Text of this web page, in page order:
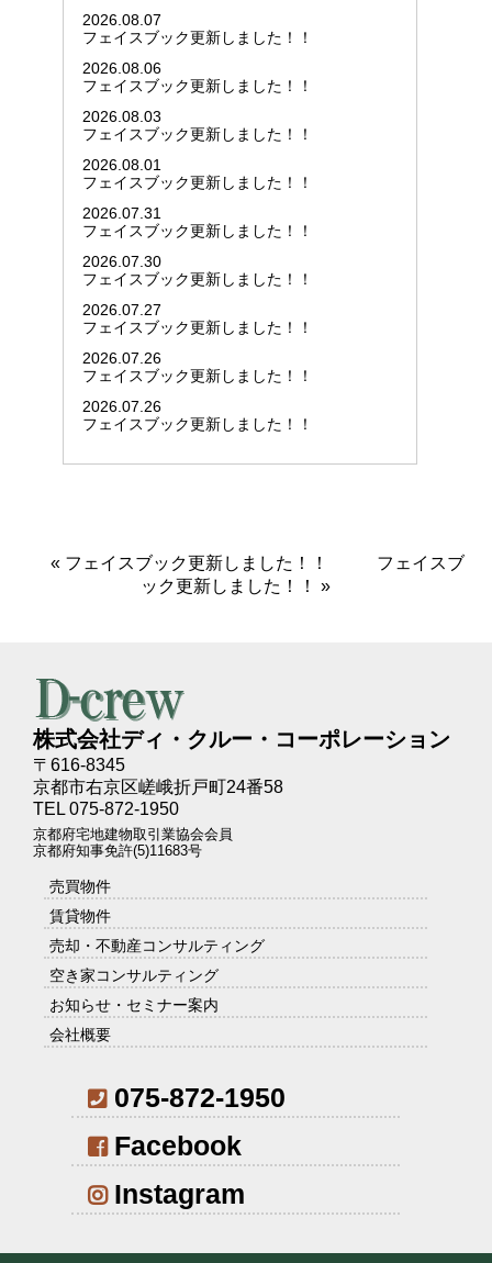
2026.08.07
フェイスブック更新しました！！
2026.08.06
フェイスブック更新しました！！
2026.08.03
フェイスブック更新しました！！
2026.08.01
フェイスブック更新しました！！
2026.07.31
フェイスブック更新しました！！
2026.07.30
フェイスブック更新しました！！
2026.07.27
フェイスブック更新しました！！
2026.07.26
フェイスブック更新しました！！
2026.07.26
フェイスブック更新しました！！
« フェイスブック更新しました！！
フェイスブ
ック更新しました！！
»
株式会社ディ・クルー・コーポレーション
〒616-8345
京都市右京区嵯峨折戸町24番58
TEL 075-872-1950
京都府宅地建物取引業協会会員
京都府知事免許(5)11683号
売買物件
賃貸物件
売却・不動産コンサルティング
空き家コンサルティング
お知らせ・セミナー案内
会社概要
075-872-1950
Facebook
Instagram